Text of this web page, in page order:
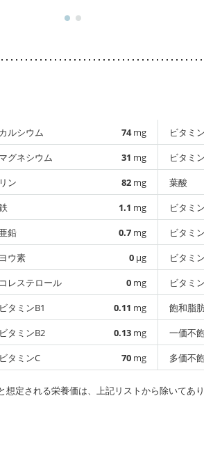
カルシウム 74mg
マグネシウム
31 mg
リン
82 mg
1.1 mg
亜鉛
0.7 mg
ヨウ素
0 µg
コレステロール
0 mg
ビタミンB1
0.11 mg
ビタミンB2
0.13 mg
ビタミンC
70 mg
ビタミ
ビタミ
葉酸
ビタミ
ビタミ
ビタミ
ビタミ
飽和脂
一価不
多価不
定される栄養価は、上記リストから除いてあり